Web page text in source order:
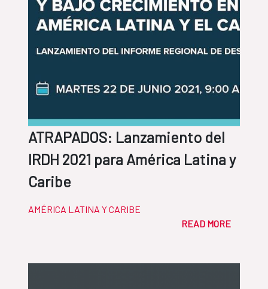
ATRAPADOS: Lanzamiento del
IRDH 2021 para América Latina y
Caribe
AMÉRICA LATINA Y CARIBE
READ MORE